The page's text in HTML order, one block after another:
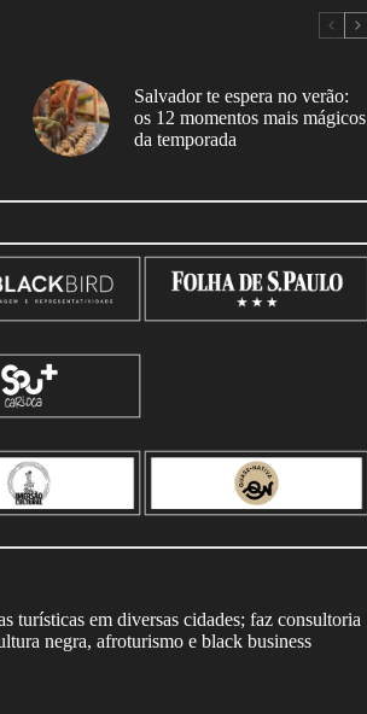
Salvador te espera no verão:
os 12 momentos mais mágicos
da temporada
turísticas em diversas cidades; faz consultoria
negra, afroturismo e black business